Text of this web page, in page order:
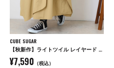
CUBE SUGAR
【秋新作】ライトツイル レイヤード 変形 スカート
¥7,590 （税込）